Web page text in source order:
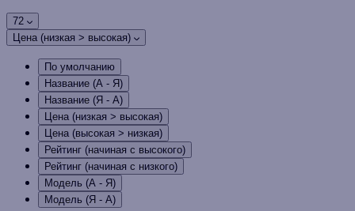
72
Цена (низкая > высокая)
По умолчанию
Название (А - Я)
Название (Я - А)
Цена (низкая > высокая)
Цена (высокая > низкая)
Рейтинг (начиная с высокого)
Рейтинг (начиная с низкого)
Модель (А - Я)
Модель (Я - А)